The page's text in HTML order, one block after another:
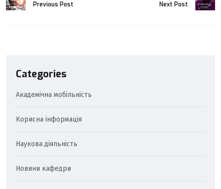
Previous Post Next Post
Categories
Академічна мобільність
Корисна інформація
Наукова діяльність
Новини кафедри